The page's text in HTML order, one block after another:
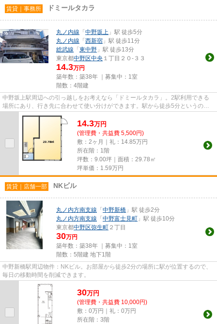
賃貸｜事務所 ドミールタカラ
丸ノ内線 「 中野坂上 」駅 徒歩5分
丸ノ内線 「 西新宿 」駅 徒歩11分
総武線 「 東中野 」駅 徒歩13分
東京都中野区中央 １丁目２０-３３
14.3万円
築年数：築38年 ｜募集中： 1室
階数：4階建
中野坂上駅周辺への引っ越しをお考えなら「ドミールタカラ」。2駅利用できる
場所にあり、行き先に合わせて使い分けができます。駅から徒歩5分というのは
遊びたい盛りの学生にも魅力的...
14.3万円
(管理費・共益費 5,500円)
敷：2ヶ月｜礼：14.85万円
所在階：1階
坪数：9.00坪｜面積：29.78㎡
坪単価： 1.59万円
賃貸｜店舗一部 NKビル
丸ノ内方南支線 「 中野新橋 」駅 徒歩2分
丸ノ内方南支線 「 中野富士見町 」駅 徒歩10分
東京都中野区弥生町 ２丁目
30万円
築年数：築38年 ｜募集中： 1室
階数：5階建 地下1階
中野新橋駅周辺物件：NKビル。お部屋から徒歩2分の場所に駅が位置するので、
毎日の移動時間を削減できます。
30万円
(管理費・共益費 10,000円)
敷：0万円｜礼：0万円
所在階：3階